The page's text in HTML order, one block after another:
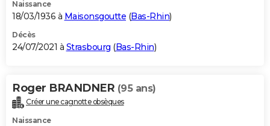
Naissance
18/03/1936 à Maisonsgoutte (Bas-Rhin)
Décès
24/07/2021 à Strasbourg (Bas-Rhin)
Roger BRANDNER (95 ans)
Créer une cagnotte obsèques
Naissance